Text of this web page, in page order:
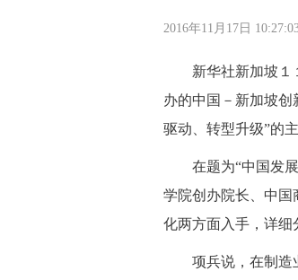
2016年11月17日
新华社新加坡１１
办的中国－新加坡
驱动、转型升级”的
在题为“中国发展
学院创办院长、中国
化两方面入手，详细
项兵说，在制造业